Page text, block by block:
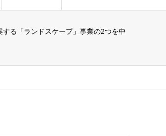
る「ランドスケープ」事業の2つを中